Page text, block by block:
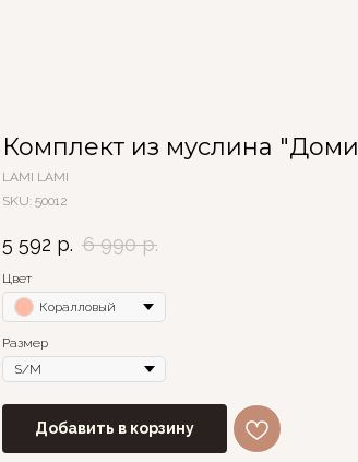
Комплект из муслина
LAMI LAMI
SKU: 50012
5 592 р. 6 990 р.
Цвет
Коралловый
Размер
Добавить в корзину